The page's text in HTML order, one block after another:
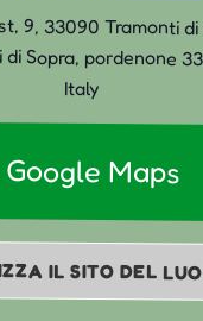
9, 33090 Tramonti di
di Sopra, pordenone
Italy
Google Maps
IL SITO DEL